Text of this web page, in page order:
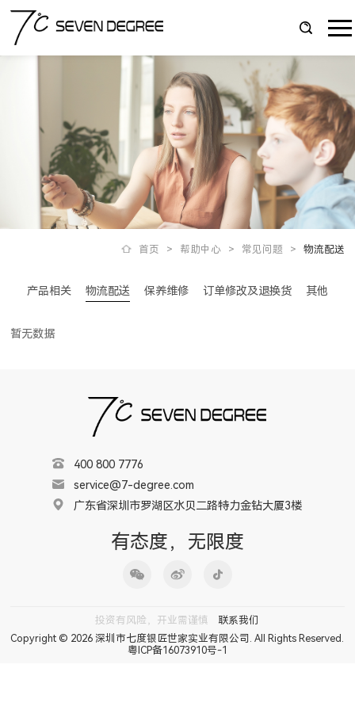
首页 > 帮助中心 > 常见问题 > 物流配送
产品相关 物流配送 保养维修 订单修改及退换货 其他
暂无数据
400 800 7776
service@7-degree.com
广东省深圳市罗湖区水贝二路特力金钻大厦3楼
有态度，无限度
投资有风险，开业需谨慎
联系我们
Copyright © 2026 深圳市七度银匠世家实业有限公司. All Rights Reserved.
粤ICP备16073910号-1